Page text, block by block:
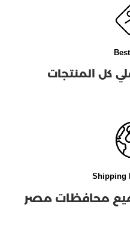
كل المنتجات
Shipping
محافظات مصر